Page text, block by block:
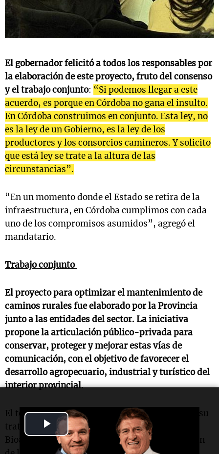
Play
Video
El gobernador felicitó a todos los responsables por
la elaboración de este proyecto, fruto del consenso
y el trabajo conjunto: “Si podemos llegar a este
acuerdo, es porque en Córdoba no gana el insulto.
En Córdoba construimos en conjunto. Esta ley, no
es la ley de un Gobierno, es la ley de los
productores y los consorcios camineros. Y solicito
que está ley se trate a la altura de las
circunstancias”.
“En un momento donde el Estado se retira de la
infraestructura, en Córdoba cumplimos con cada
uno de los compromisos asumidos”, agregó el
mandatario.
Trabajo conjunto
El proyecto para optimizar el mantenimiento de
caminos rurales fue elaborado por la Provincia
junto a las entidades del sector. La iniciativa
propone la articulación público-privada para
conservar, proteger y mejorar estas vías de
comunicación, con el objetivo de favorecer el
desarrollo agropecuario, industrial y turístico del
interior provincial.
El texto, que será enviado a la Legislatura para su
tratamiento, contempla que el Ministerio de
Bioagroindustria será la autoridad de aplicación